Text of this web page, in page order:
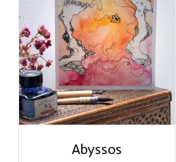
Abyssos